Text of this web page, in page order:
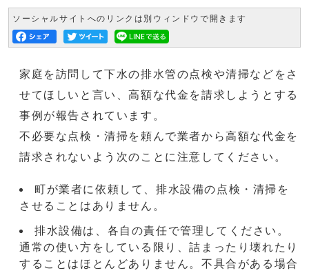
ソーシャルサイトへのリンクは別ウィンドウで開きます
家庭を訪問して下水の排水管の点検や清掃などをさ
せてほしいと言い、高額な代金を請求しようとする
事例が報告されています。
不必要な点検・清掃を頼んで業者から高額な代金を
請求されないよう次のことに注意してください。
町が業者に依頼して、排水設備の点検・清掃を
させることはありません。
排水設備は、各自の責任で管理してください。
通常の使い方をしている限り、詰まったり壊れたり
することはほとんどありません。不具合がある場合